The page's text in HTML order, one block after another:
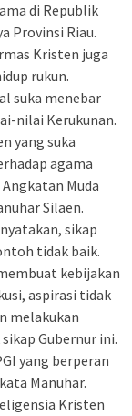
di Republik
Provinsi Riau.
Kristen juga
rukun.
suka menebar
nilai Kerukunan.
yang suka
agama
Muda
Silaen.
sikap
tidak baik.
kebijakan
aspirasi tidak
melakukan
Gubernur ini.
yang berperan
Manuhar.
Kristen